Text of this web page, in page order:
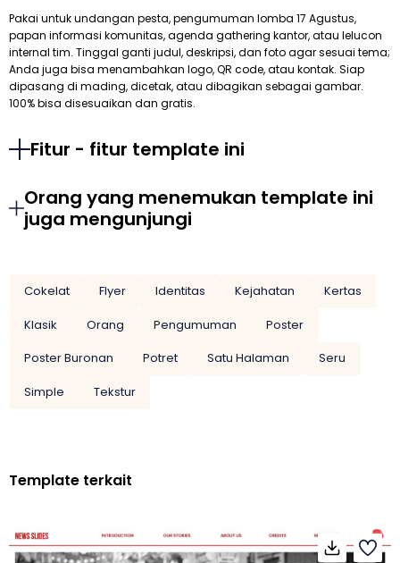
Pakai untuk undangan pesta, pengumuman lomba 17 Agustus,
papan informasi komunitas, agenda gathering kantor, atau lelucon
internal tim. Tinggal ganti judul, deskripsi, dan foto agar sesuai tema;
Anda juga bisa menambahkan logo, QR code, atau kontak. Siap
dipasang di mading, dicetak, atau dibagikan sebagai gambar.
100% bisa disesuaikan dan gratis.
Fitur - fitur template ini
Orang yang menemukan template ini
juga mengunjungi
Cokelat Flyer Identitas Kejahatan
Kertas
Klasik
Orang Pengumuman
Poster
Poster Buronan
Potret Satu Halaman
Seru
Simple
Tekstur
Template terkait